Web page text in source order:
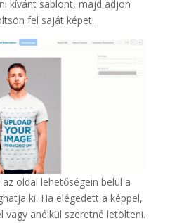
kívánt sablont, majd adjon
fel saját képet.
oldal lehetőségein belül a
ki. Ha elégedett a képpel,
vagy anélkül szeretné letölteni.